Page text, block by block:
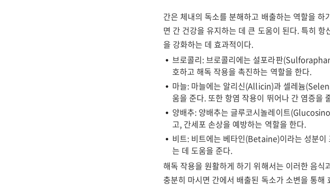
간은 체내의 독소를 분해하고 배출하는 역할을
면 간 건강을 유지하는 데 큰 도움이 된다. 특히
을 강화하는 데 효과적이다.
브로콜리: 브로콜리에는 설포라판
호하고 해독 작용을 촉진하는 역할을 한다.
마늘: 마늘에는 알리신(Allicin)과 셀레늄
움을 준다. 또한 항염 작용이 뛰어나 간 염증을
양배추: 양배추는 글루코시놀레이트
고, 간세포 손상을 예방하는 역할을 한다.
비트: 비트에는 베타인(Betaine)이라는 성분
는 데 도움을 준다.
해독 작용을 원활하게 하기 위해서는 이러한 음
충분히 마시면 간에서 배출된 독소가 소변을 통해